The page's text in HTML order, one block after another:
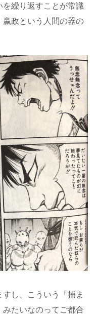
を繰り返すことが常識
嬴政という人間の器の
し、こういう「捕ま
たいなのってご都合